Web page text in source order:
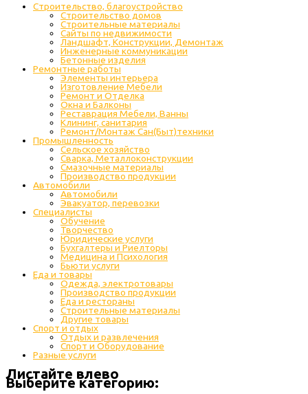
Строительство, благоустройство
Строительство домов
Строительные материалы
Сайты по недвижимости
Ландшафт, Конструкции, Демонтаж
Инженерные коммуникации
Бетонные изделия
Ремонтные работы
Элементы интерьера
Изготовление Мебели
Ремонт и Отделка
Окна и Балконы
Реставрация Мебели, Ванны
Клининг, санитария
Ремонт/Монтаж Сан(Быт)техники
Промышленность
Cельское хозяйство
Сварка, Металлоконструкции
Cмазочные материалы
Производство продукции
Автомобили
Автомобили
Эвакуатор, перевозки
Специалисты
Обучение
Творчество
Юридические услуги
Бухгалтеры и Риелторы
Медицина и Психология
Бьюти услуги
Еда и товары
Одежда, электротовары
Производство продукции
Еда и рестораны
Строительные материалы
Другие товары
Спорт и отдых
Отдых и развлечения
Спорт и Оборудование
Разные услуги
Листайте влево
Выберите категорию: